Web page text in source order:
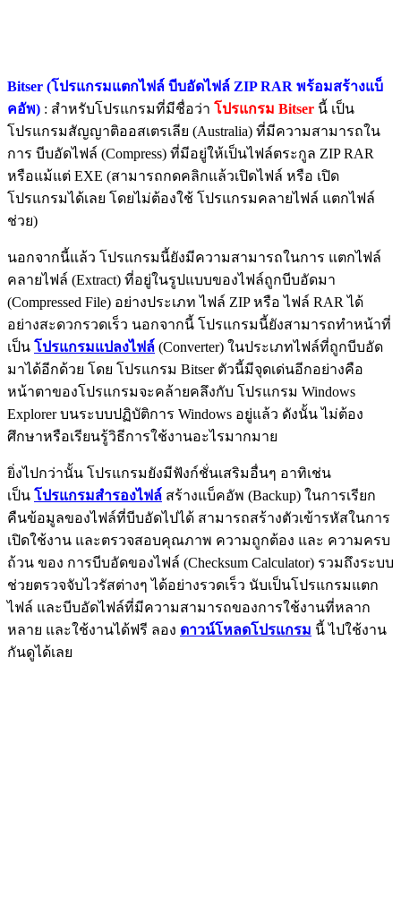
Bitser (โปรแกรมแตกไฟล์ บีบอัดไฟล์ ZIP RAR พร้อมสร้างแบ็
คอัพ) : สำหรับโปรแกรมที่มีชื่อว่า โปรแกรม Bitser นี้ เป็น
โปรแกรมสัญญาติออสเตรเลีย (Australia) ที่มีความสามารถใน
การ บีบอัดไฟล์ (Compress) ที่มีอยู่ให้เป็นไฟล์ตระกูล ZIP RAR
หรือแม้แต่ EXE (สามารถกดคลิกแล้วเปิดไฟล์ หรือ เปิด
โปรแกรมได้เลย โดยไม่ต้องใช้ โปรแกรมคลายไฟล์ แตกไฟล์
ช่วย)
นอกจากนี้แล้ว โปรแกรมนี้ยังมีความสามารถในการ แตกไฟล์
คลายไฟล์ (Extract) ที่อยู่ในรูปแบบของไฟล์ถูกบีบอัดมา
(Compressed File) อย่างประเภท ไฟล์ ZIP หรือ ไฟล์ RAR ได้
อย่างสะดวกรวดเร็ว นอกจากนี้ โปรแกรมนี้ยังสามารถทำหน้าที่
เป็น โปรแกรมแปลงไฟล์ (Converter) ในประเภทไฟล์ที่ถูกบีบอัด
มาได้อีกด้วย โดย โปรแกรม Bitser ตัวนี้มีจุดเด่นอีกอย่างคือ
หน้าตาของโปรแกรมจะคล้ายคลึงกับ โปรแกรม Windows
Explorer บนระบบปฏิบัติการ Windows อยู่แล้ว ดังนั้น ไม่ต้อง
ศึกษาหรือเรียนรู้วิธีการใช้งานอะไรมากมาย
ยิ่งไปกว่านั้น โปรแกรมยังมีฟังก์ชั่นเสริมอื่นๆ อาทิเช่น
เป็น โปรแกรมสำรองไฟล์ สร้างแบ็คอัพ (Backup) ในการเรียก
คืนข้อมูลของไฟล์ที่บีบอัดไปได้ สามารถสร้างตัวเข้ารหัสในการ
เปิดใช้งาน และตรวจสอบคุณภาพ ความถูกต้อง และ ความครบ
ถ้วน ของ การบีบอัดของไฟล์ (Checksum Calculator) รวมถึงระบบ
ช่วยตรวจจับไวรัสต่างๆ ได้อย่างรวดเร็ว นับเป็นโปรแกรมแตก
ไฟล์ และบีบอัดไฟล์ที่มีความสามารถของการใช้งานที่หลาก
หลาย และใช้งานได้ฟรี ลอง ดาวน์โหลดโปรแกรม นี้ ไปใช้งาน
กันดูได้เลย